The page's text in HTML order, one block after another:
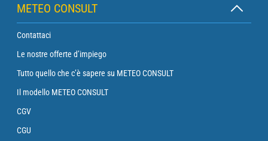
METEO CONSULT
Contattaci
Le nostre offerte d’impiego
Tutto quello che c’è sapere su METEO CONSULT
Il modello METEO CONSULT
CGV
CGU